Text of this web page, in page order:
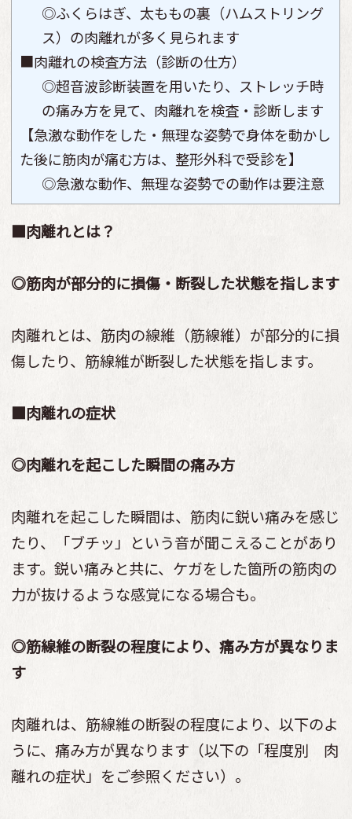
◎ふくらはぎ、太ももの裏（ハムストリング
ス）の肉離れが多く見られます
■肉離れの検査方法（診断の仕方）
◎超音波診断装置を用いたり、ストレッチ時
の痛み方を見て、肉離れを検査・診断します
【急激な動作をした・無理な姿勢で身体を動かし
た後に筋肉が痛む方は、整形外科で受診を】
◎急激な動作、無理な姿勢での動作は要注意
■肉離れとは？
◎筋肉が部分的に損傷・断裂した状態を指します
肉離れとは、筋肉の線維（筋線維）が部分的に損
傷したり、筋線維が断裂した状態を指します。
■肉離れの症状
◎肉離れを起こした瞬間の痛み方
肉離れを起こした瞬間は、筋肉に鋭い痛みを感じ
たり、「ブチッ」という音が聞こえることがあり
ます。鋭い痛みと共に、ケガをした箇所の筋肉の
力が抜けるような感覚になる場合も。
◎筋線維の断裂の程度により、痛み方が異なりま
す
肉離れは、筋線維の断裂の程度により、以下のよ
うに、痛み方が異なります（以下の「程度別 肉
離れの症状」をご参照ください）。